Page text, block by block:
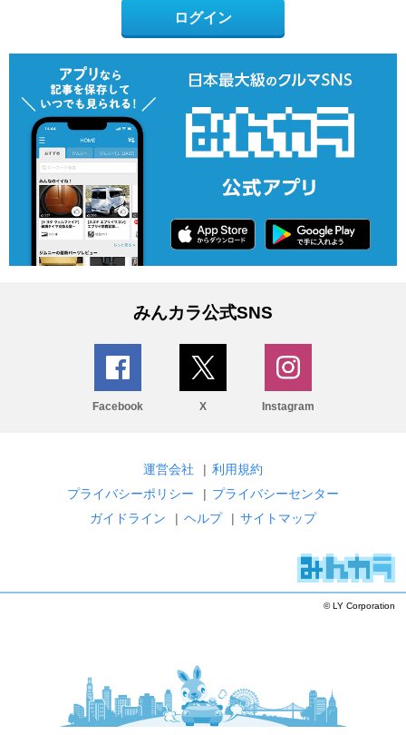
ログイン
みんカラ公式SNS
Facebook X Instagram
運営会社 | 利用規約
プライバシーポリシー
| プライバシーセンター
ガイドライン
| ヘルプ | サイトマップ
© LY Corporation